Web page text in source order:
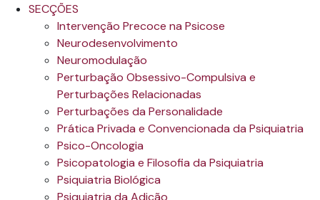
SECÇÕES
Intervenção Precoce na Psicose
Neurodesenvolvimento
Neuromodulação
Perturbação Obsessivo-Compulsiva e
Perturbações Relacionadas
Perturbações da Personalidade
Prática Privada e Convencionada da Psiquiatria
Psico-Oncologia
Psicopatologia e Filosofia da Psiquiatria
Psiquiatria Biológica
Psiquiatria da Adição